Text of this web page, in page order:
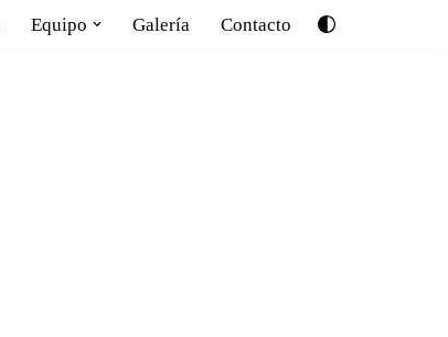
Equipo Galería Contacto